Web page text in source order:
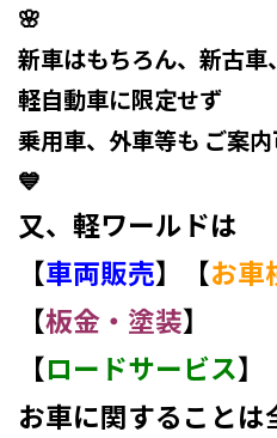
🌸
新車はもちろん、新古車
軽自動車に限定せず
乗用車、外車等も ご案
💙
又、軽ワールドは
【車両販売】【お車
【板金・塗装】
【ロードサービス】
お車に関すること